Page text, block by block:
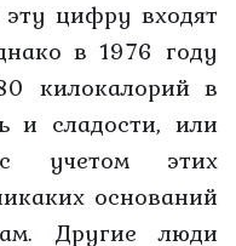
цифру входят
в 1976 году
килокалорий в
и сладости, или
учетом этих
оснований
Другие люди